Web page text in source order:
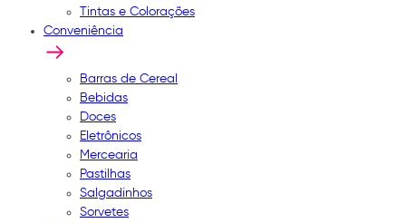
Tintas e Colorações
Conveniência
Barras de Cereal
Bebidas
Doces
Eletrônicos
Mercearia
Pastilhas
Salgadinhos
Sorvetes